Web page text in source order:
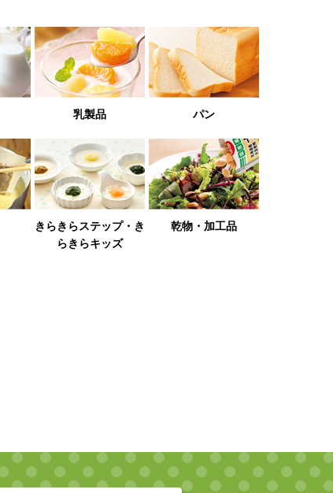
乳製品 パン
きらきらステップ・き
らきらキッズ
乾物・加工品